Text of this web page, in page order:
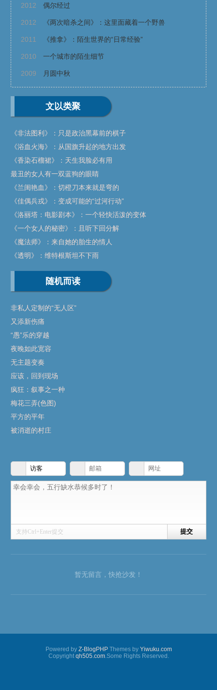
2012 偶尔经过
2012 《两次暗杀之间》：这里面藏着一个野兽
2011 《推拿》：陌生世界的“日常经验”
2010 一个城市的陌生细节
2009 月圆中秋
文以类聚
《非法图利》：只是政治黑幕前的棋子
《浴血火海》：从国旗升起的地方出发
《香染石榴裙》：天生我脸必有用
最丑的女人有一双蓝狗的眼睛
《兰闺艳血》：切橙刀本来就是弯的
《佳偶兵戎》：变成可能的“过河行动”
《洛丽塔：电影剧本》：一个轻快活泼的变体
《一个女人的秘密》：且听下回分解
《魔法师》：来自她的胎生的情人
《透明》：维特根斯坦不下雨
随机而读
非私人定制的“无人区”
又添新伤痛
“愚”乐的穿越
夜晚如此宽容
无主题变奏
应该，回到现场
疯狂：叙事之一种
梅花三弄(色图)
平方的平年
被消逝的村庄
支持Ctrl+Enter提交
暂无留言，快抢沙发！
Powered by Z-BlogPHPThemes by Yiwuku.com
Copyright qh505.com.Some Rights Reserved.